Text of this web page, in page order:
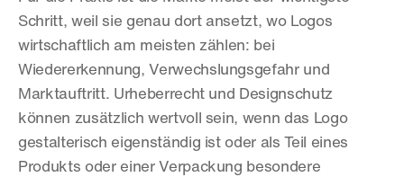
Schritt, weil sie genau dort ansetzt, wo Logos
wirtschaftlich am meisten zählen: bei
Wiedererkennung, Verwechslungsgefahr und
Marktauftritt. Urheberrecht und Designschutz
können zusätzlich wertvoll sein, wenn das Logo
gestalterisch eigenständig ist oder als Teil eines
Produkts oder einer Verpackung besondere